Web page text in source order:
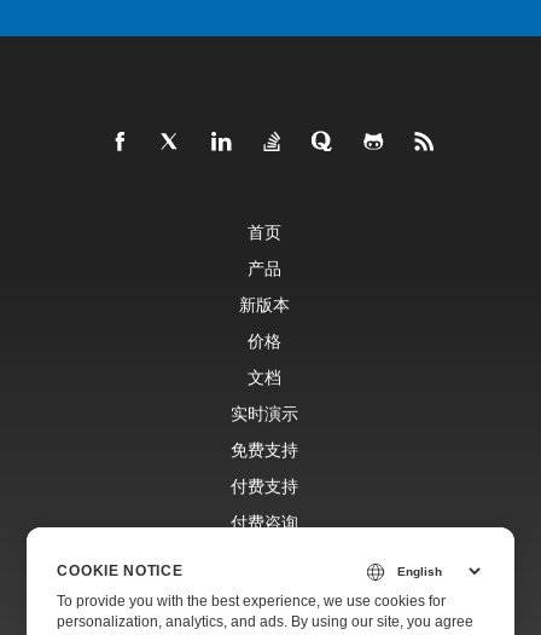
首页
产品
新版本
价格
文档
实时演示
免费支持
付费支持
付费咨询
网站
COOKIE NOTICE
To provide you with the best experience, we use cookies for
personalization, analytics, and ads. By using our site, you agree